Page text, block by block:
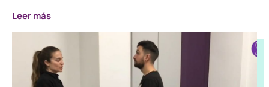
Leer más